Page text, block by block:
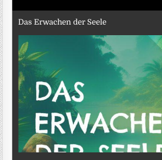
Das Erwachen der Seele